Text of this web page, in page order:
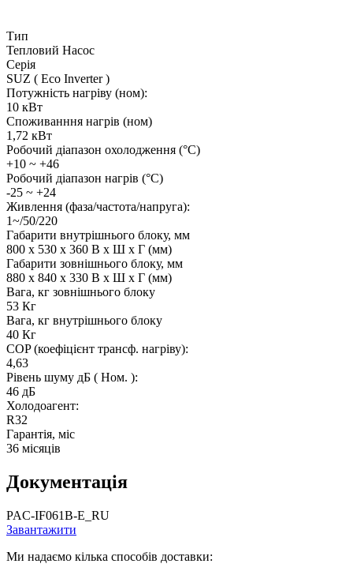
Тип
Тепловий Насос
Серія
SUZ ( Eco Inverter )
Потужність нагріву (ном):
10 кВт
Споживанння нагрів (ном)
1,72 кВт
Робочий діапазон охолодження (°C)
+10 ~ +46
Робочий діапазон нагрів (°C)
-25 ~ +24
Живлення (фаза/частота/напруга):
1~/50/220
Габарити внутрішнього блоку, мм
800 x 530 x 360 В x Ш x Г (мм)
Габарити зовнішнього блоку, мм
880 x 840 x 330 В х Ш х Г (мм)
Вага, кг зовнішнього блоку
53 Кг
Вага, кг внутрішнього блоку
40 Кг
COP (коефіцієнт трансф. нагріву):
4,63
Рівень шуму дБ ( Ном. ):
46 дБ
Холодоагент:
R32
Гарантія, міс
36 місяців
Документація
PAC-IF061B-E_RU
Завантажити
Ми надаємо кілька способів доставки: